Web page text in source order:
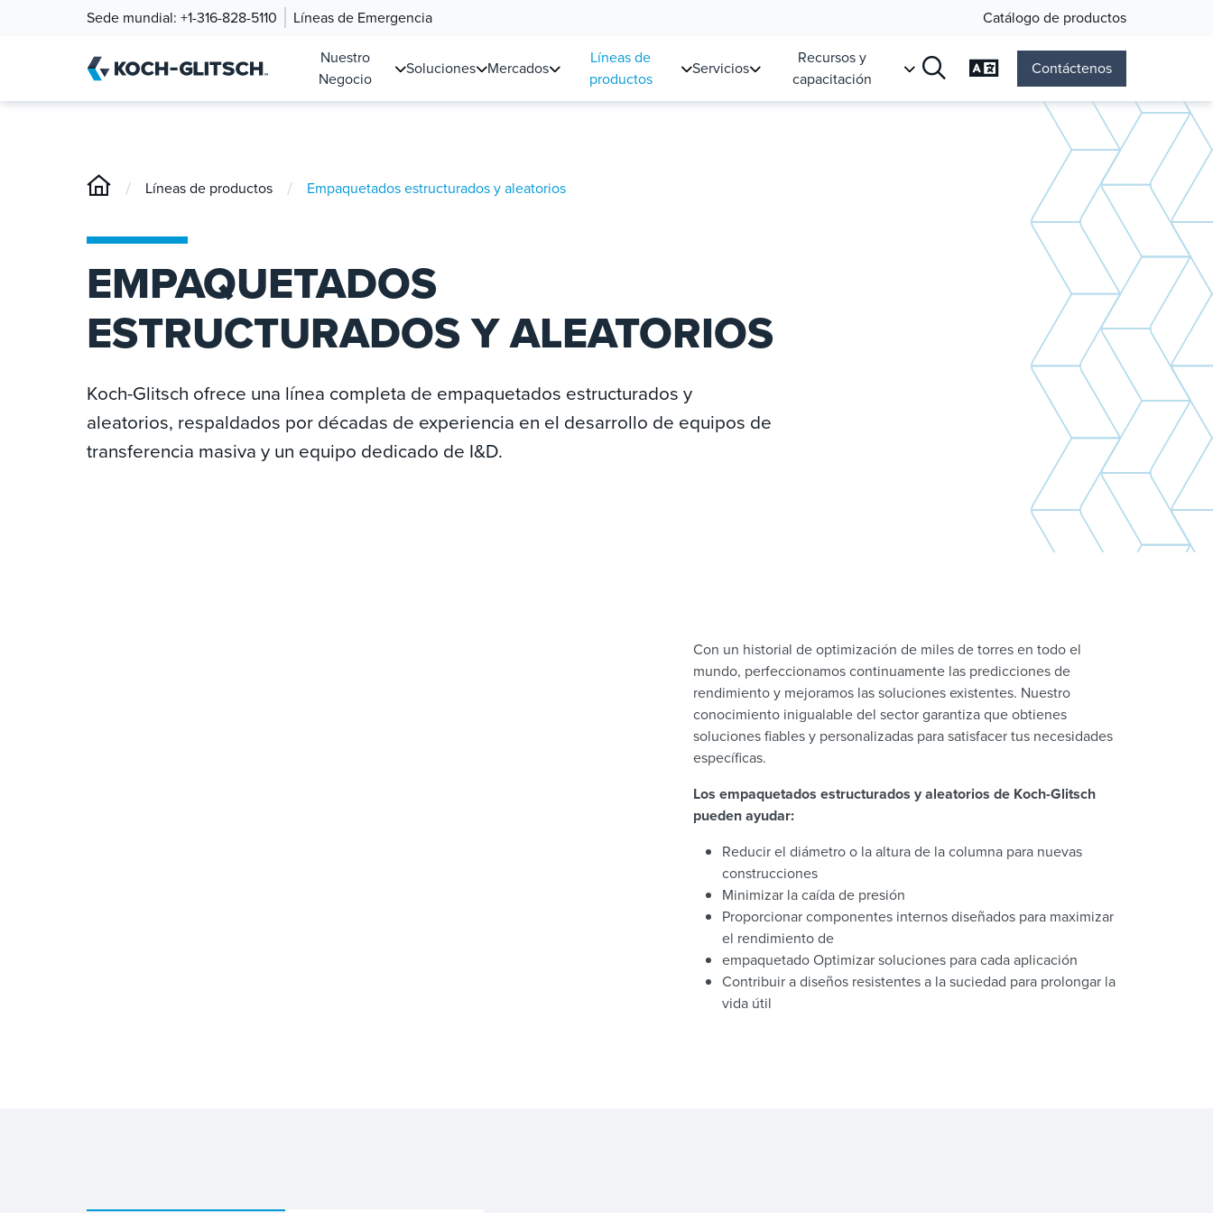
Sede mundial: +1-316-828-5110 Líneas de Emergencia
Catálogo de productos
Nuestro
Negocio
Soluciones Mercados
Líneas de
productos
Servicios
Recursos y
capacitación
Cambiar el idioma
Contáctenos
/ Líneas de productos / Empaquetados estructurados y aleatorios
EMPAQUETADOS
ESTRUCTURADOS Y ALEATORIOS
Koch-Glitsch ofrece una línea completa de empaquetados estructurados y
aleatorios, respaldados por décadas de experiencia en el desarrollo de equipos de
transferencia masiva y un equipo dedicado de I&D.
Con un historial de optimización de miles de torres en todo el
mundo, perfeccionamos continuamente las predicciones de
rendimiento y mejoramos las soluciones existentes. Nuestro
conocimiento inigualable del sector garantiza que obtienes
soluciones fiables y personalizadas para satisfacer tus necesidades
específicas.
Los empaquetados estructurados y aleatorios de Koch-Glitsch
pueden ayudar:
Reducir el diámetro o la altura de la columna para nuevas
construcciones
Minimizar la caída de presión
Proporcionar componentes internos diseñados para maximizar
el rendimiento de
empaquetado Optimizar soluciones para cada aplicación
Contribuir a diseños resistentes a la suciedad para prolongar la
vida útil